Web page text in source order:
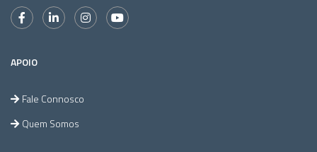
APOIO
Fale Connosco
Quem Somos